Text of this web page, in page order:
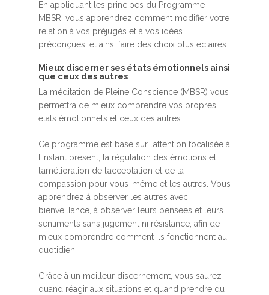
En appliquant les principes du Programme
MBSR, vous apprendrez comment modifier votre
relation à vos préjugés et à vos idées
préconçues, et ainsi faire des choix plus éclairés.
Mieux discerner ses états émotionnels ainsi
que ceux des autres
La méditation de Pleine Conscience (MBSR) vous
permettra de mieux comprendre vos propres
états émotionnels et ceux des autres.
Ce programme est basé sur l’attention focalisée à
l’instant présent, la régulation des émotions et
l’amélioration de l’acceptation et de la
compassion pour vous-même et les autres. Vous
apprendrez à observer les autres avec
bienveillance, à observer leurs pensées et leurs
sentiments sans jugement ni résistance, afin de
mieux comprendre comment ils fonctionnent au
quotidien.
Grâce à un meilleur discernement, vous saurez
quand réagir aux situations et quand prendre du